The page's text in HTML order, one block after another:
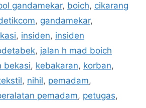
gandamekar, boich, cikarang
, gandamekar,
, insiden, insiden
, jalan h mad boich
bekasi, kebakaran, korban,
, nihil, pemadam,
pemadam, petugas,